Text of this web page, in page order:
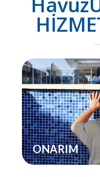
ONARIM